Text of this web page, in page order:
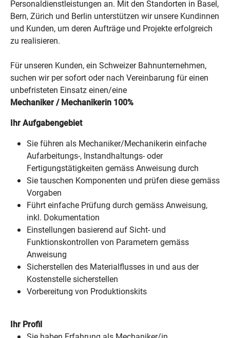
Personaldienstleistungen an. Mit den Standorten in Basel,
Bern, Zürich und Berlin unterstützen wir unsere Kundinnen
und Kunden, um deren Aufträge und Projekte erfolgreich
zu realisieren.
Für unseren Kunden, ein Schweizer Bahnunternehmen,
suchen wir per sofort oder nach Vereinbarung für einen
unbefristeten Einsatz einen/eine
Mechaniker / Mechanikerin 100%
Ihr Aufgabengebiet
Sie führen als Mechaniker/Mechanikerin einfache
Aufarbeitungs-, Instandhaltungs- oder
Fertigungstätigkeiten gemäss Anweisung durch
Sie tauschen Komponenten und prüfen diese gemäss
Vorgaben
Führt einfache Prüfung durch gemäss Anweisung,
inkl. Dokumentation
Einstellungen basierend auf Sicht- und
Funktionskontrollen von Parametern gemäss
Anweisung
Sicherstellen des Materialflusses in und aus der
Kostenstelle sicherstellen
Vorbereitung von Produktionskits
Ihr Profil